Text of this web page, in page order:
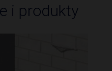
i produkty